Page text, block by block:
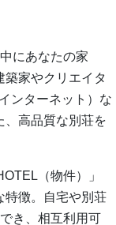
にあなたの家
築家やクリエイタ
ンターネット）な
、高品質な別荘を
（物件）」
特徴。自宅や別荘
き、相互利用可